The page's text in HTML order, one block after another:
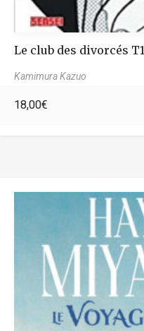
Le club des divorcés T1
Kamimura Kazuo
18,00€